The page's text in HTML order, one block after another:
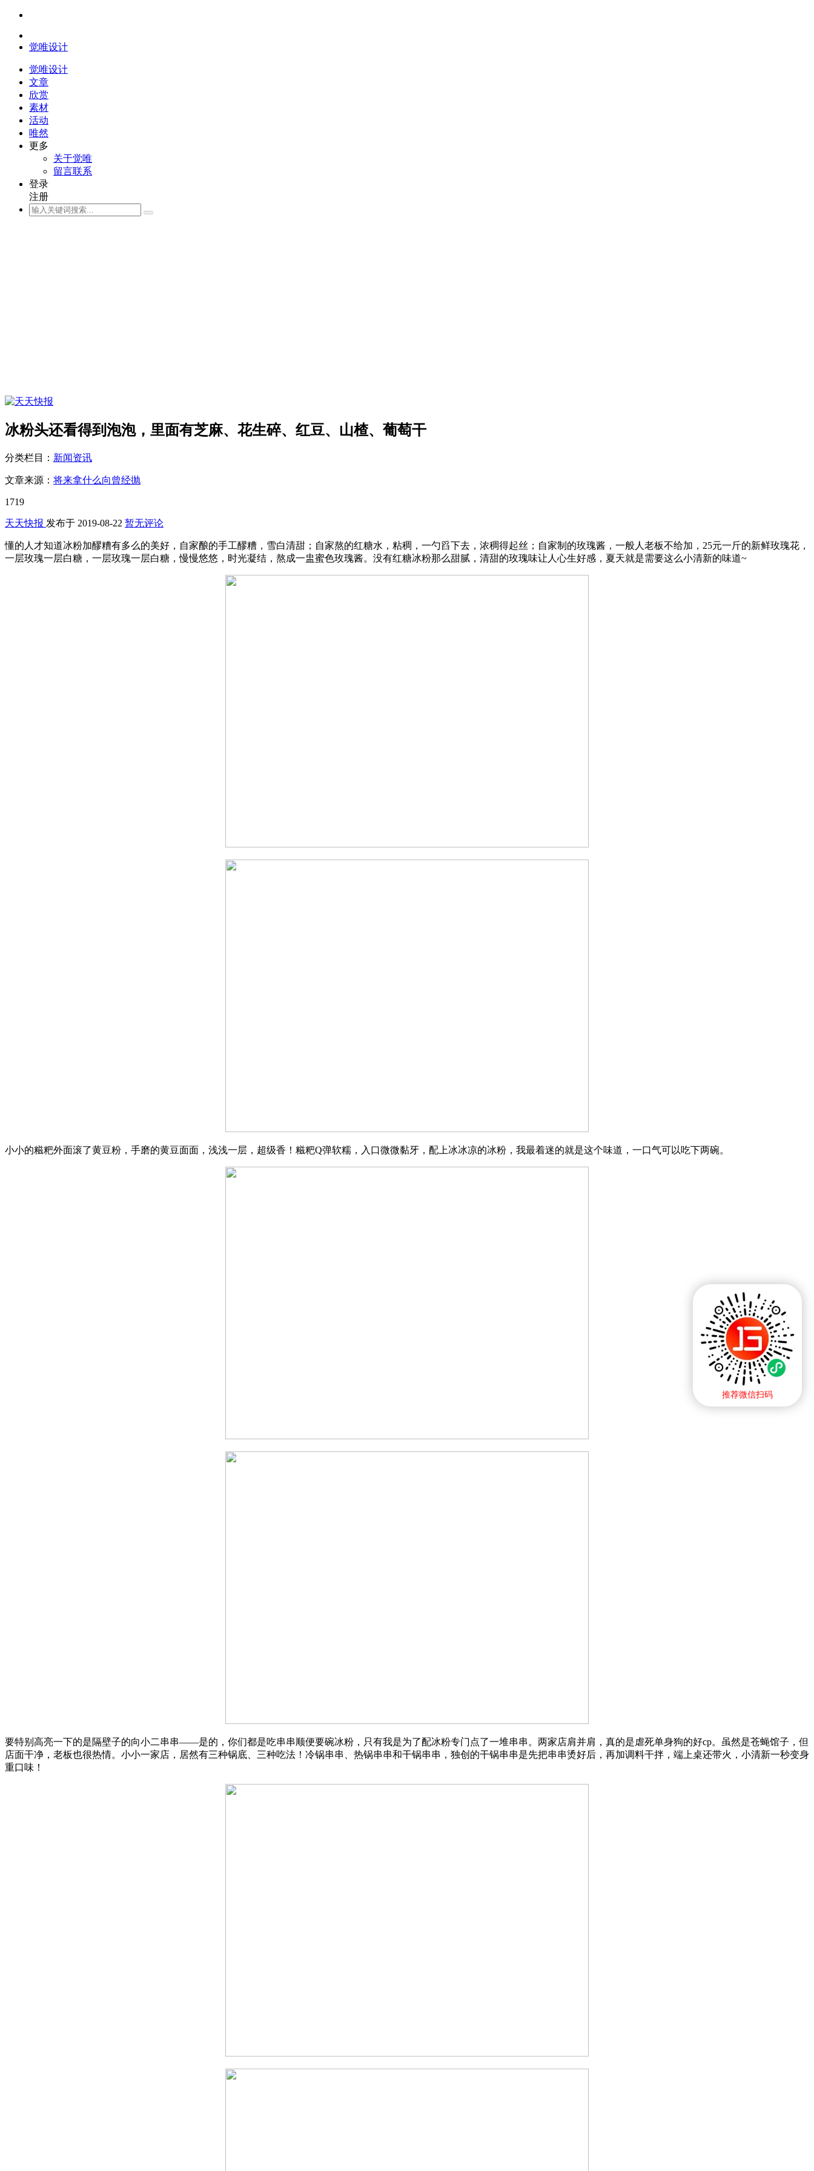
觉唯设计
觉唯设计
文章
欣赏
素材
活动
唯然
更多
关于觉唯
留言联系
登录
注册
冰粉头还看得到泡泡，里面有芝麻、花生碎、红豆、山楂、葡萄干
分类栏目： 新闻资讯
文章来源： 将来拿什么向曾经抛
1719
天天快报 发布于 2019-08-22 暂无评论
推荐微信扫码
懂的人才知道冰粉加醪糟有多么的美好，自家酿的手工醪糟，雪白清甜；自家熬的红糖水，粘稠，一勺舀下去，浓稠得起丝；自家制的玫瑰酱，一般人老板不给加，25元一斤的新鲜玫瑰花，
一层玫瑰一层白糖，一层玫瑰一层白糖，慢慢悠悠，时光凝结，熬成一盅蜜色玫瑰酱。没有红糖冰粉那么甜腻，清甜的玫瑰味让人心生好感，夏天就是需要这么小清新的味道~
小小的糍粑外面滚了黄豆粉，手磨的黄豆面面，浅浅一层，超级香！糍粑Q弹软糯，入口微微黏牙，配上冰冰凉的冰粉，我最着迷的就是这个味道，一口气可以吃下两碗。
要特别高亮一下的是隔壁子的向小二串串——是的，你们都是吃串串顺便要碗冰粉，只有我是为了配冰粉专门点了一堆串串。两家店肩并肩，真的是虐死单身狗的好cp。虽然是苍蝇馆子，但
店面干净，老板也很热情。小小一家店，居然有三种锅底、三种吃法！冷锅串串、热锅串串和干锅串串，独创的干锅串串是先把串串烫好后，再加调料干拌，端上桌还带火，小清新一秒变身
重口味！